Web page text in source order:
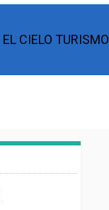
EL CIELO TURISMO